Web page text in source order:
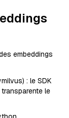
embeddings
: le SDK
le